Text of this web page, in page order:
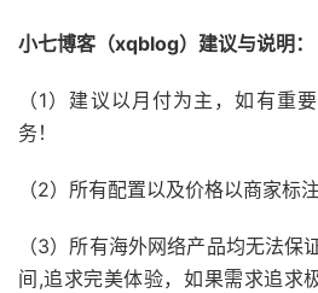
小七博客（xqblog）建议与说明：
（1）建议以月付为主，如有重
务！
（2）所有配置以及价格以商家标
（3）所有海外网络产品均无法保
间,追求完美体验，如果需求追求